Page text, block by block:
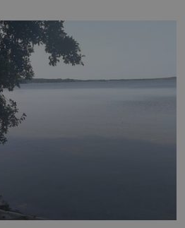
vrchoviny vznikla někdy
1313 kronikáři zaznamenali